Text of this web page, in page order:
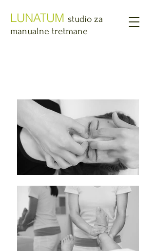
LUNATUM studio za
manualne tretmane